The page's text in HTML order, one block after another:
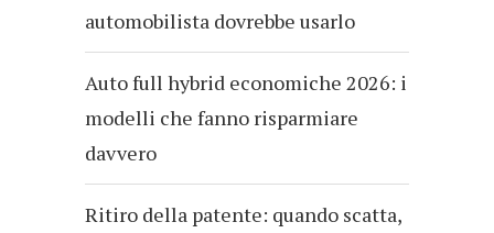
automobilista dovrebbe usarlo
Auto full hybrid economiche 2026: i
modelli che fanno risparmiare
davvero
Ritiro della patente: quando scatta,